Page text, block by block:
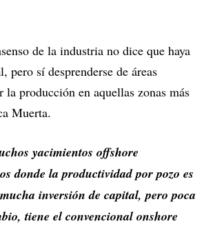
de la industria no dice que haya
pero sí desprenderse de áreas
la producción en aquellas zonas más
Muerta.
yacimientos offshore
donde la productividad por pozo es
inversión de capital, pero poca
tiene el convencional onshore